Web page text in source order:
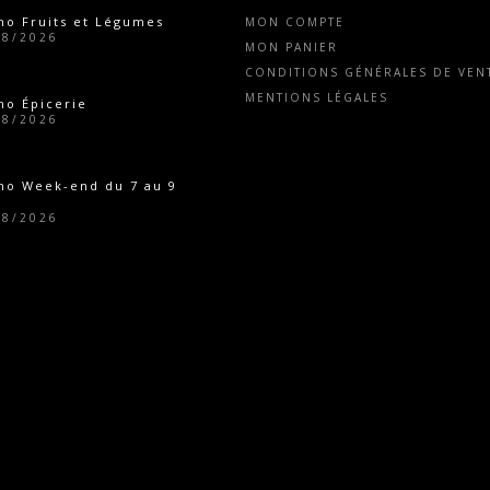
Fruits et Légumes
2026
Épicerie
2026
Week-end du 7 au 9
2026
MON COMPTE
MON PANIER
CONDITIONS GÉNÉRALES DE
MENTIONS LÉGALES